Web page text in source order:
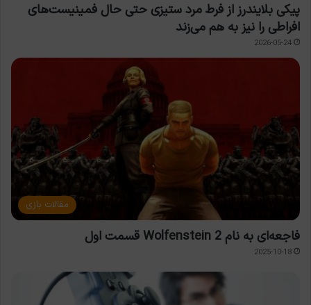
پیکی بلایندرز از فرط مرد ستیزی حتی حال فمینیست‌های
افراطی را نیز به هم می‌زند
2026-05-24
مقالات بازی
فاجعه‌ای به نام Wolfenstein 2 قسمت اول
2025-10-18